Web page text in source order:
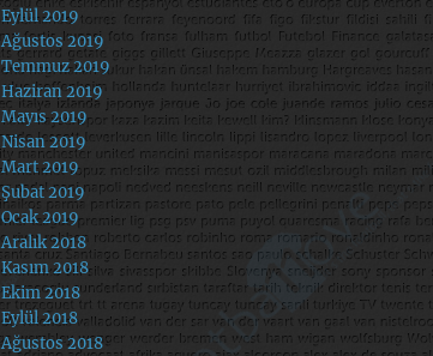
Eylül 2019
Ağustos 2019
Temmuz 2019
Haziran 2019
Mayıs 2019
Nisan 2019
Mart 2019
Şubat 2019
Ocak 2019
Aralık 2018
Kasım 2018
Ekim 2018
Eylül 2018
Ağustos 2018